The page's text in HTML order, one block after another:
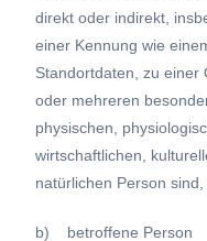
direkt oder indirekt,
einer Kennung wie
Standortdaten, zu einer
oder mehreren
physischen,
wirtschaftlichen,
natürlichen Person
b) betroffene Person